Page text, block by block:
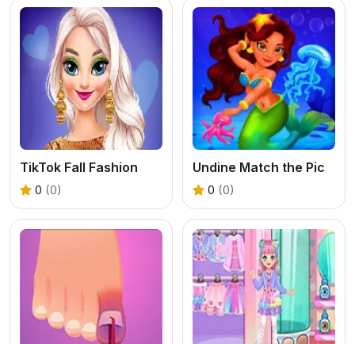
TikTok Fall Fashion
0 (0)
Undine Match the Pic
0 (0)